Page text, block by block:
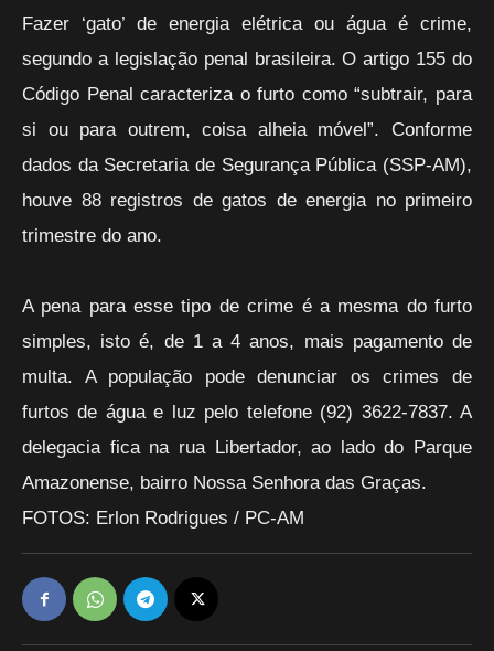
Fazer ‘gato’ de energia elétrica ou água é crime,
segundo a legislação penal brasileira. O artigo 155 do
Código Penal caracteriza o furto como “subtrair, para
si ou para outrem, coisa alheia móvel”. Conforme
dados da Secretaria de Segurança Pública (SSP-AM),
houve 88 registros de gatos de energia no primeiro
trimestre do ano.
A pena para esse tipo de crime é a mesma do furto
simples, isto é, de 1 a 4 anos, mais pagamento de
multa. A população pode denunciar os crimes de
furtos de água e luz pelo telefone (92) 3622-7837. A
delegacia fica na rua Libertador, ao lado do Parque
Amazonense, bairro Nossa Senhora das Graças.
FOTOS: Erlon Rodrigues / PC-AM